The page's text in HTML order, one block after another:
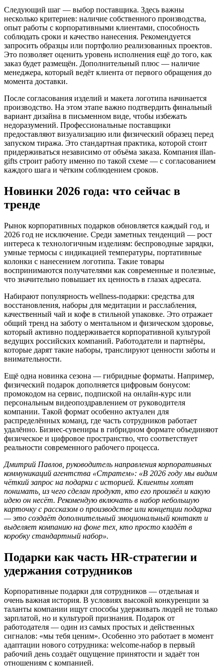
Следующий шаг — выбор поставщика. Здесь важны
несколько критериев: наличие собственного производства,
опыт работы с корпоративными клиентами, способность
соблюдать сроки и качество нанесения. Рекомендуется
запросить образцы или портфолио реализованных проектов.
Это позволяет оценить уровень исполнения ещё до того, как
заказ будет размещён. Дополнительный плюс — наличие
менеджера, который ведёт клиента от первого обращения до
момента доставки.
После согласования изделий и макета логотипа начинается
производство. На этом этапе важно подтвердить финальный
вариант дизайна в письменном виде, чтобы избежать
недоразумений. Профессиональные поставщики
предоставляют визуализацию или физический образец перед
запуском тиража. Это стандартная практика, которой стоит
придерживаться независимо от объёма заказа. Компания illan-
gifts строит работу именно по такой схеме — с согласованием
каждого шага и чётким соблюдением сроков.
Новинки 2026 года: что сейчас в
тренде
Рынок корпоративных подарков обновляется каждый год, и
2026 год не исключение. Среди заметных тенденций — рост
интереса к технологичным изделиям: беспроводные зарядки,
умные термосы с индикацией температуры, портативные
колонки с нанесением логотипа. Такие товары
воспринимаются получателями как современные и полезные,
что значительно повышает их ценность в глазах адресата.
Набирают популярность wellness-подарки: средства для
восстановления, наборы для медитации и расслабления,
качественный чай и кофе в стильной упаковке. Это отражает
общий тренд на заботу о ментальном и физическом здоровье,
который активно поддерживается корпоративной культурой
ведущих российских компаний. Работодатели и партнёры,
которые дарят такие наборы, транслируют ценности заботы и
внимательности.
Ещё одна новинка сезона — гибридные форматы. Например,
физический подарок дополняется цифровым бонусом:
промокодом на сервис, подпиской на онлайн-курс или
персональным видеопоздравлением от руководителя
компании. Такой формат особенно актуален для
распределённых команд, где часть сотрудников работает
удалённо. Бизнес-сувениры в гибридном формате объединяют
физическое и цифровое пространство, что соответствует
реальности современного рабочего процесса.
Дмитрий Павлов, руководитель направления корпоративных
коммуникаций агентства «Стратем»: «В 2026 году мы видим
чёткий запрос на подарки с историей. Клиенты хотят
понимать, из чего сделан продукт, кто его произвёл и какую
идею он несёт. Рекомендую включать в набор небольшую
карточку с рассказом о производстве или концепции подарка
— это создаёт дополнительный эмоциональный контакт и
выделяет компанию на фоне тех, кто просто кладёт в
коробку стандартный набор».
Подарки как часть HR-стратегии и
удержания сотрудников
Корпоративные подарки для сотрудников — отдельная и
очень важная история. В условиях высокой конкуренции за
таланты компании ищут способы удерживать людей не только
зарплатой, но и культурой признания. Подарок от
работодателя — один из самых простых и действенных
сигналов: «мы тебя ценим». Особенно это работает в момент
адаптации нового сотрудника: welcome-набор в первый
рабочий день создаёт ощущение принятости и задаёт тон
отношениям с компанией.